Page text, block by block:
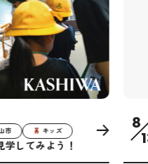
市 キッズ
してみよう！
8